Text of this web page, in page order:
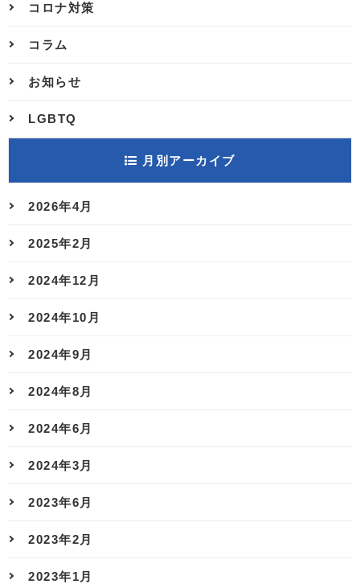
コロナ対策
コラム
お知らせ
LGBTQ
月別アーカイブ
2026年4月
2025年2月
2024年12月
2024年10月
2024年9月
2024年8月
2024年6月
2024年3月
2023年6月
2023年2月
2023年1月